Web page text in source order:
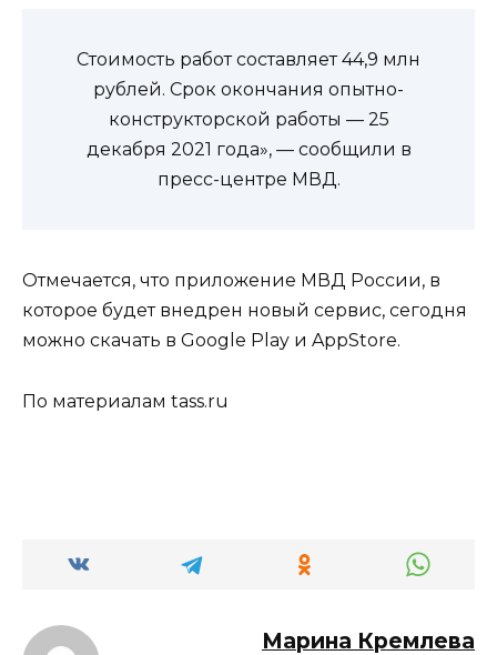
Стоимость работ составляет 44,9 млн
рублей. Срок окончания опытно-
конструкторской работы — 25
декабря 2021 года», — сообщили в
пресс-центре МВД.
Отмечается, что приложение МВД России, в
которое будет внедрен новый сервис, сегодня
можно скачать в Google Play и AppStore.
По материалам tass.ru
Марина Кремлева